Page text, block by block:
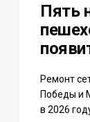
Пять
Ремонт
Победы и
в 2026